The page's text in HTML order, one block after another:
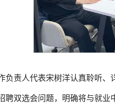
负责人代表宋树洋认真聆听
聘双选会问题，明确将与就